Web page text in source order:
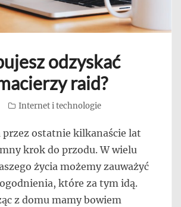
odzyskać
raid?
Categories
Internet i technologie
przez ostatnie kilkanaście lat
krok do przodu. W wielu
życia możemy zauważyć
które za tym idą.
z domu mamy bowiem